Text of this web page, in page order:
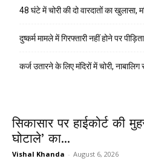
48 घंटे में चोरी की दो वारदातों का खुलासा,
दुष्कर्म मामले में गिरफ्तारी नहीं होने पर
कर्ज उतारने के लिए मंदिरों में चोरी,
सिकासार पर हाईकोर्ट की
घोटाले’ का...
Vishal Khanda - August 6, 2026